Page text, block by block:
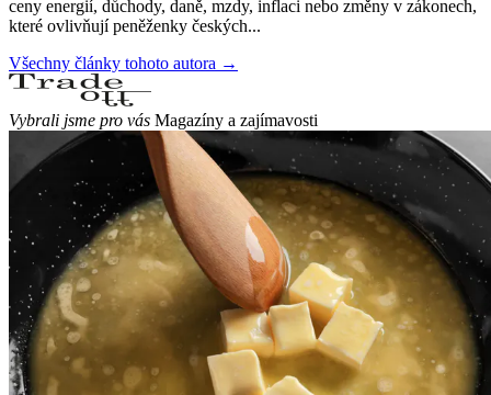
ceny energií, důchody, daně, mzdy, inflaci nebo změny v zákonech,
které ovlivňují peněženky českých...
Všechny články tohoto autora →
Vybrali jsme pro vás Magazíny a zajímavosti